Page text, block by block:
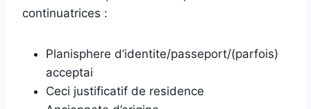
continuatrices :
Planisphere d’identite/passeport/(parfois)
acceptai
Ceci justificatif de residence